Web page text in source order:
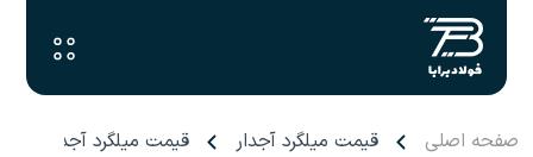
صفحه اصلی قیمت میلگرد آجدار قیمت میلگرد آجدار آریا